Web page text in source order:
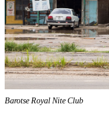
Barotse Royal Nite Club